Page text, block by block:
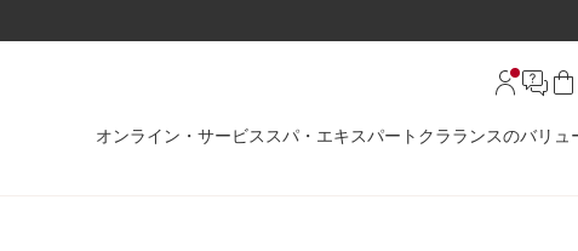
オンライン・サービス スパ・エキスパート クラランスのバリュ